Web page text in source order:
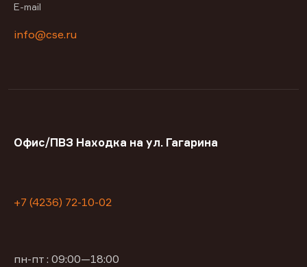
E-mail
info@cse.ru
Офис/ПВЗ Находка на ул. Гагарина
+7 (4236) 72-10-02
пн-пт : 09:00—18:00